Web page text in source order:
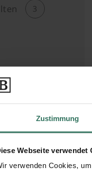
Zustimmung
Webseite verwendet
verwenden Cookies,
3
bei
an: